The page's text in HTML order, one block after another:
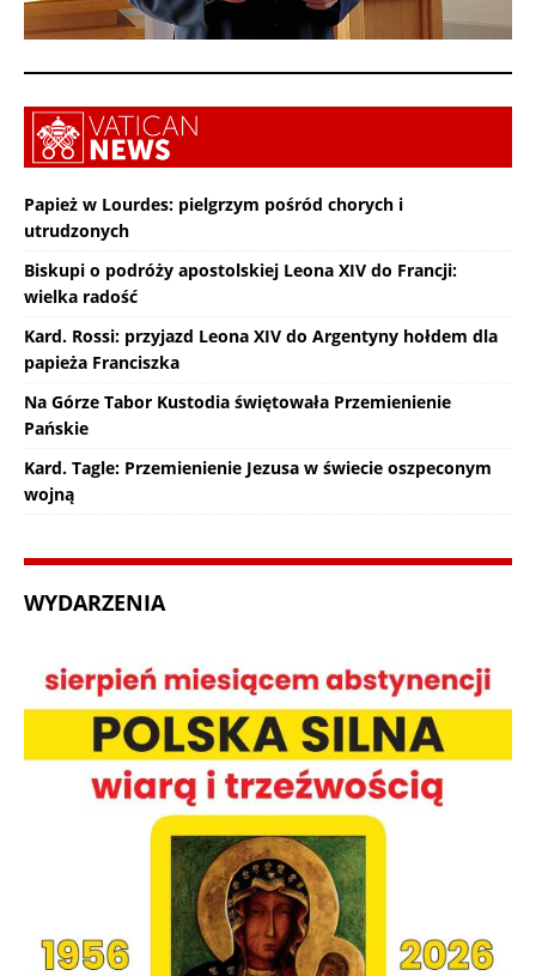
Papież w Lourdes: pielgrzym pośród chorych i
utrudzonych
Biskupi o podróży apostolskiej Leona XIV do Francji:
wielka radość
Kard. Rossi: przyjazd Leona XIV do Argentyny hołdem dla
papieża Franciszka
Na Górze Tabor Kustodia świętowała Przemienienie
Pańskie
Kard. Tagle: Przemienienie Jezusa w świecie oszpeconym
wojną
WYDARZENIA